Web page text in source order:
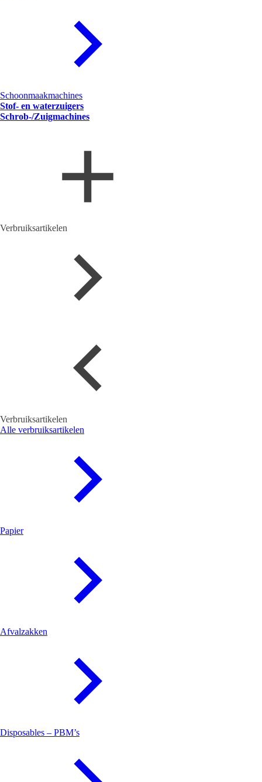
Schoonmaakmachines
Stof- en waterzuigers
Schrob-/Zuigmachines
Verbruiksartikelen
Verbruiksartikelen
Alle verbruiksartikelen
Papier
Afvalzakken
Disposables – PBM’s